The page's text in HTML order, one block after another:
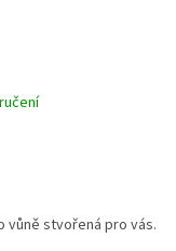
vůně stvořená pro vás.